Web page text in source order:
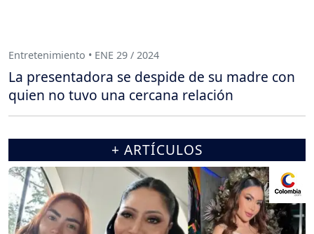
Entretenimiento • ENE 29 / 2024
La presentadora se despide de su madre con
quien no tuvo una cercana relación
+ ARTÍCULOS